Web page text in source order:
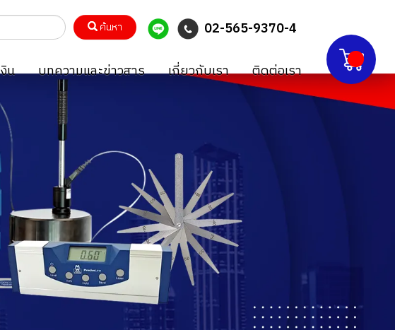
น บทความและข่าวสาร เกี่ยวกับเรา ติดต่อเรา
ค้นหา 02-565-9370-4